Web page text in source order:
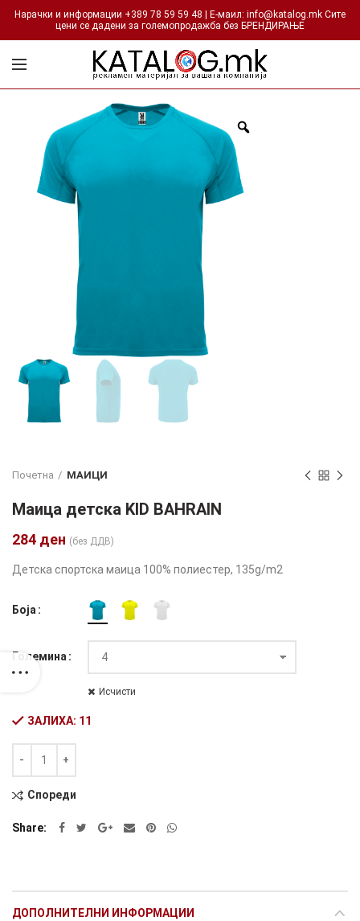
Нарачки и информации +389 78 59 59 48 | Е-маил: info@katalog.mk Сите
цени се дадени за големопродажба без БРЕНДИРАЊЕ
Почетна МАИЦИ
Маица детска KID BAHRAIN
284 ден (без ДДВ)
Детска спортска маица 100% полиестер, 135g/m2
Боја
Големина
Исчисти
ЗАЛИХА: 11
Alternative:
Спореди
Share
ДОПОЛНИТЕЛНИ ИНФОРМАЦИИ